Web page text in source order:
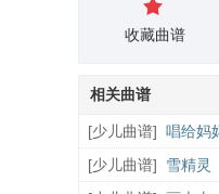
收藏曲谱
相关曲谱
[少儿曲谱] 唱给妈
曲）
[少儿曲谱] 雪精灵